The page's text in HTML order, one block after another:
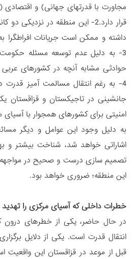
مجاورت با قدرتهای جهانی) و
قرار دارد.2- این منطقه در نزدیکی
داشته و ممکن است جریانات افراطگرا
3- به دلیل عدم توسعه مسئله حکومت
حوادثی مشابه آنچه در کشورهای عربی
جانشینی در تاجیکستان و قزاقستان
امنیتی برای کشورهای همجوار با
به دلیل وجود این عوامل و دیگر
اشاراتی خواهد شد، شناخت بیشتر و
تصمیم سازی درست و صحیح در مواجهه
این منطقه؛ ضروری خواهد بود.
خطرات داخلی که آسیای مرکزی را
در حال حاضر، یکی از خطرهای درون
انتقال قدرت است. یکی از دلایل
قبل از موعد در قزاقستان این واقعیت